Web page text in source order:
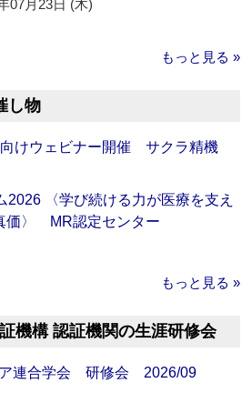
07月23日 (木)
もっと見る »
し物
けウェビナー開催 サクラ精機
2026 〈学び続ける力が医療を支え
価〉 MR認定センター
もっと見る »
機構 認証機関の生涯研修会
ア連合学会 研修会 2026/09